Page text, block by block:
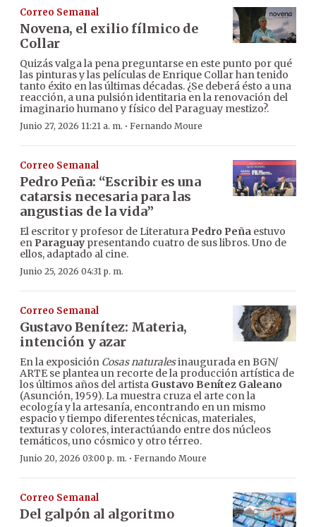
Correo Semanal
Novena, el exilio fílmico de
Collar
Quizás valga la pena preguntarse en este punto por qué
las pinturas y las películas de Enrique Collar han tenido
tanto éxito en las últimas décadas. ¿Se deberá ésto a una
reacción, a una pulsión identitaria en la renovación del
imaginario humano y físico del Paraguay mestizo?.
Junio 27, 2026 11:21 a. m. · Fernando Moure
Correo Semanal
Pedro Peña: “Escribir es una
catarsis necesaria para las
angustias de la vida”
El escritor y profesor de Literatura Pedro Peña estuvo
en Paraguay presentando cuatro de sus libros. Uno de
ellos, adaptado al cine.
Junio 25, 2026 04:31 p. m.
Correo Semanal
Gustavo Benítez: Materia,
intención y azar
En la exposición Cosas naturalesinaugurada en BGN/
ARTE se plantea un recorte de la producción artística de
los últimos años del artista Gustavo Benítez Galeano
(Asunción, 1959). La muestra cruza el arte con la
ecología y la artesanía, encontrando en un mismo
espacio y tiempo diferentes técnicas, materiales,
texturas y colores, interactúando entre dos núcleos
temáticos, uno cósmico y otro térreo.
Junio 20, 2026 03:00 p. m. · Fernando Moure
Correo Semanal
Del galpón al algoritmo